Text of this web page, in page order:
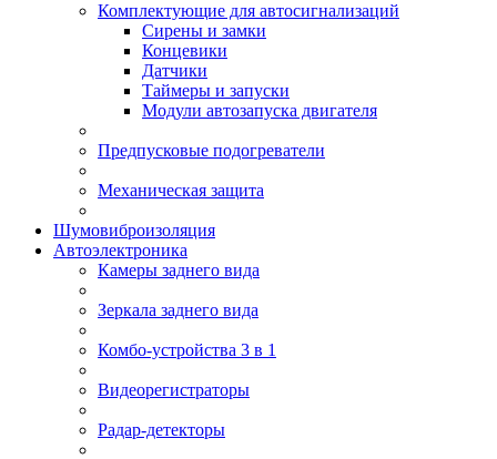
Комплектующие для автосигнализаций
Сирены и замки
Концевики
Датчики
Таймеры и запуски
Модули автозапуска двигателя
Предпусковые подогреватели
Механическая защита
Шумовиброизоляция
Автоэлектроника
Камеры заднего вида
Зеркала заднего вида
Комбо-устройства 3 в 1
Видеорегистраторы
Радар-детекторы